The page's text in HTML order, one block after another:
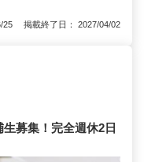
25 掲載終了日： 2027/04/02
募集！完全週休2日